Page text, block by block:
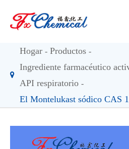
Hogar
Productos
Ingrediente farmacéutico
API respiratorio
El Montelukast sódico CAS